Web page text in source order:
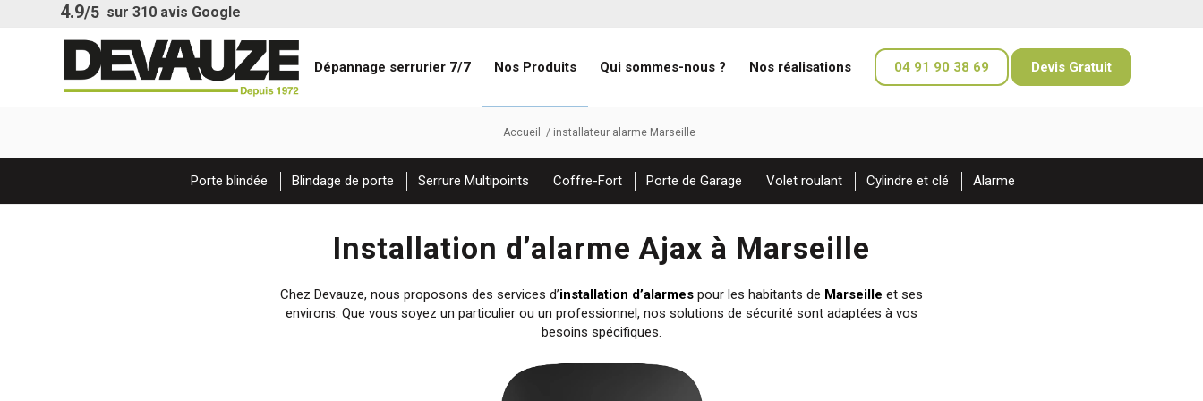
4.9/5 sur 310 avis Google
Dépannage serrurier 7/7 Nos Produits Qui sommes-nous ? Nos réalisations 04 91 90 38 69 Devis Gratuit
Accueil / installateur alarme Marseille
Porte blindée Blindage de porte Serrure Multipoints Coffre-Fort Porte de Garage Volet roulant Cylindre et clé Alarme
Installation d’alarme Ajax à Marseille
Chez Devauze, nous proposons des services d’installation d’alarmes pour les habitants de Marseille et ses
environs. Que vous soyez un particulier ou un professionnel, nos solutions de sécurité sont adaptées à vos
besoins spécifiques.